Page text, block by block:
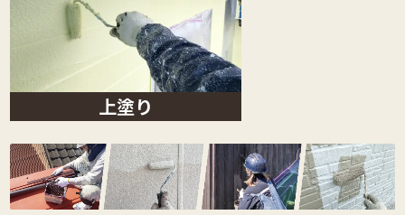
上塗り